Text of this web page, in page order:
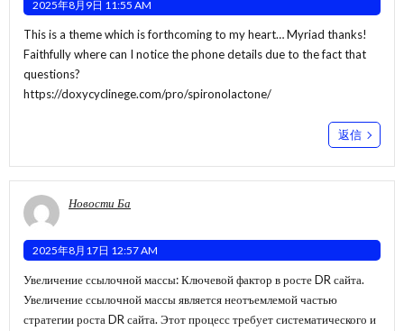
2025年8月9日 11:55 AM
This is a theme which is forthcoming to my heart… Myriad thanks!
Faithfully where can I notice the phone details due to the fact that
questions?
https://doxycyclinege.com/pro/spironolactone/
返信
Новости Ба
2025年8月17日 12:57 AM
Увеличение ссылочной массы: Ключевой фактор в росте DR сайта.
Увеличение ссылочной массы является неотъемлемой частью
стратегии роста DR сайта. Этот процесс требует систематического и